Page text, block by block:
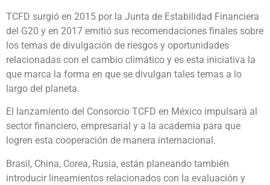
TCFD surgió en 2015 por la Junta de Estabilidad Financiera
del G20 y en 2017 emitió sus recomendaciones finales sobre
los temas de divulgación de riesgos y oportunidades
relacionadas con el cambio climático y es esta iniciativa la
que marca la forma en que se divulgan tales temas a lo
largo del planeta.
El lanzamiento del Consorcio TCFD en México impulsará al
sector financiero, empresarial y a la academia para que
logren esta cooperación de manera internacional.
Brasil, China, Corea, Rusia, están planeando también
introducir lineamientos relacionados con la evaluación y